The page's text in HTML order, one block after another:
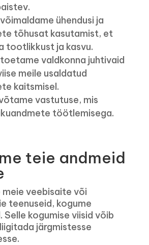
ühendusi ja
tõhusat kasutamist, et
tootlikkust ja kasvu.
toetame valdkonna juhtivaid
meile usaldatud
kaitsmisel.
vastutuse, mis
töötlemisega.
teie andmeid
veebisaite või
teenuseid, kogume
Selle kogumise viisid võib
järgmistesse